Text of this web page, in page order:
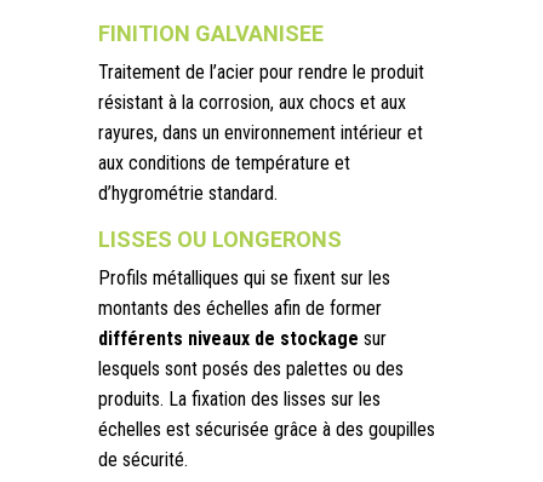
FINITION GALVANISEE
Traitement de l’acier pour rendre le produit
résistant à la corrosion, aux chocs et aux
rayures, dans un environnement intérieur et
aux conditions de température et
d’hygrométrie standard.
LISSES OU LONGERONS
Profils métalliques qui se fixent sur les
montants des échelles afin de former
différents niveaux de stockage sur
lesquels sont posés des palettes ou des
produits. La fixation des lisses sur les
échelles est sécurisée grâce à des goupilles
de sécurité.